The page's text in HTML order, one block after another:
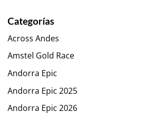
Categorías
Across Andes
Amstel Gold Race
Andorra Epic
Andorra Epic 2025
Andorra Epic 2026